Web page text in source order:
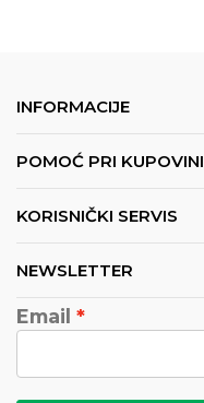
INFORMACIJE
POMOĆ PRI KUPOVINI
KORISNIČKI SERVIS
NEWSLETTER
Email